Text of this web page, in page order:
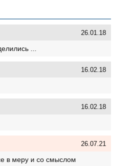
26.01.18
...
16.02.18
16.02.18
26.07.21
в меру и со смыслом